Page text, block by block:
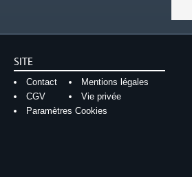
SITE
Contact
Mentions légales
CGV
Vie privée
Paramètres Cookies